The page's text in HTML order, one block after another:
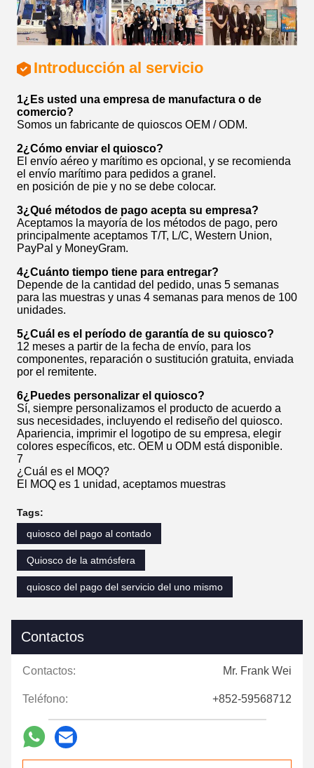
Introducción al servicio
1¿Es usted una empresa de manufactura o de
comercio?
Somos un fabricante de quioscos OEM / ODM.
2¿Cómo enviar el quiosco?
El envío aéreo y marítimo es opcional, y se recomienda
el envío marítimo para pedidos a granel.
en posición de pie y no se debe colocar.
3¿Qué métodos de pago acepta su empresa?
Aceptamos la mayoría de los métodos de pago, pero
principalmente aceptamos T/T, L/C, Western Union,
PayPal y MoneyGram.
4¿Cuánto tiempo tiene para entregar?
Depende de la cantidad del pedido, unas 5 semanas
para las muestras y unas 4 semanas para menos de 100
unidades.
5¿Cuál es el período de garantía de su quiosco?
12 meses a partir de la fecha de envío, para los
componentes, reparación o sustitución gratuita, enviada
por el remitente.
6¿Puedes personalizar el quiosco?
Sí, siempre personalizamos el producto de acuerdo a
sus necesidades, incluyendo el rediseño del quiosco.
Apariencia, imprimir el logotipo de su empresa, elegir
colores específicos, etc. OEM u ODM está disponible.
7
¿Cuál es el MOQ?
El MOQ es 1 unidad, aceptamos muestras
Tags:
quiosco del pago al contado
Quiosco de la atmósfera
quiosco del pago del servicio del uno mismo
Contactos
Contactos: Mr. Frank Wei
Teléfono: +852-59568712